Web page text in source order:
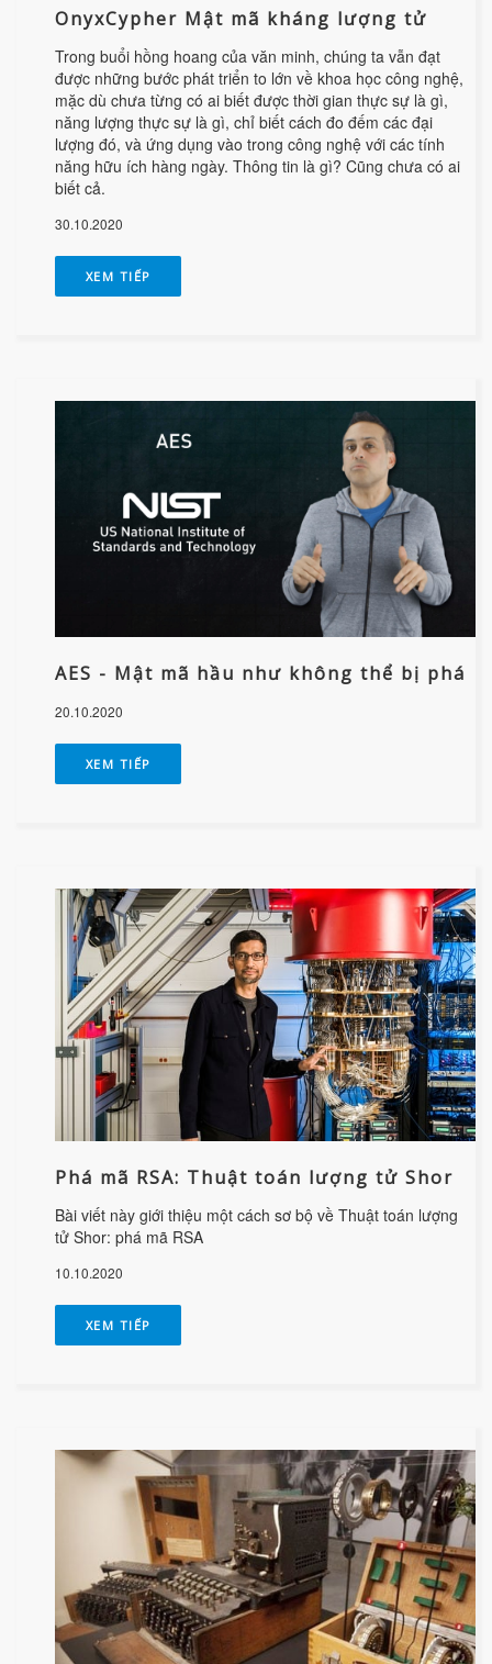
OnyxCypher Mật mã kháng lượng tử
Trong buổi hồng hoang của văn minh, chúng ta vẫn đạt
được những bước phát triển to lớn về khoa học công nghệ,
mặc dù chưa từng có ai biết được thời gian thực sự là gì,
năng lượng thực sự là gì, chỉ biết cách đo đếm các đại
lượng đó, và ứng dụng vào trong công nghệ với các tính
năng hữu ích hàng ngày. Thông tin là gì? Cũng chưa có ai
biết cả.
30.10.2020
XEM TIẾP
AES - Mật mã hầu như không thể bị phá
20.10.2020
XEM TIẾP
Phá mã RSA: Thuật toán lượng tử Shor
Bài viết này giới thiệu một cách sơ bộ về Thuật toán lượng
tử Shor: phá mã RSA
10.10.2020
XEM TIẾP